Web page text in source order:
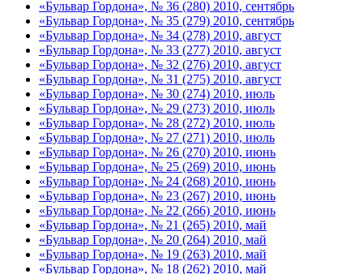
«Бульвар Гордона», № 36 (280) 2010, сентябрь
«Бульвар Гордона», № 35 (279) 2010, сентябрь
«Бульвар Гордона», № 34 (278) 2010, август
«Бульвар Гордона», № 33 (277) 2010, август
«Бульвар Гордона», № 32 (276) 2010, август
«Бульвар Гордона», № 31 (275) 2010, август
«Бульвар Гордона», № 30 (274) 2010, июль
«Бульвар Гордона», № 29 (273) 2010, июль
«Бульвар Гордона», № 28 (272) 2010, июль
«Бульвар Гордона», № 27 (271) 2010, июль
«Бульвар Гордона», № 26 (270) 2010, июнь
«Бульвар Гордона», № 25 (269) 2010, июнь
«Бульвар Гордона», № 24 (268) 2010, июнь
«Бульвар Гордона», № 23 (267) 2010, июнь
«Бульвар Гордона», № 22 (266) 2010, июнь
«Бульвар Гордона», № 21 (265) 2010, май
«Бульвар Гордона», № 20 (264) 2010, май
«Бульвар Гордона», № 19 (263) 2010, май
«Бульвар Гордона», № 18 (262) 2010, май